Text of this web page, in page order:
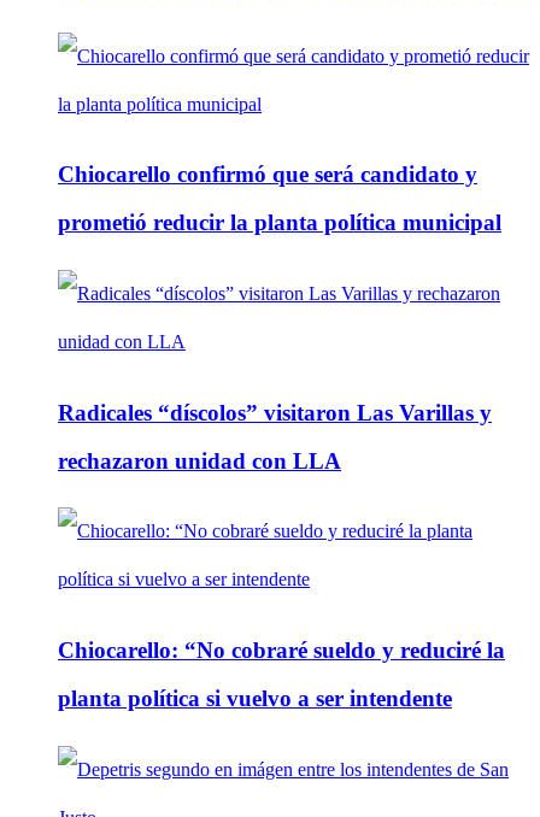
Chiocarello confirmó que será candidato y
prometió reducir la planta política municipal
Radicales “díscolos” visitaron Las Varillas y
rechazaron unidad con LLA
Chiocarello: “No cobraré sueldo y reduciré la
planta política si vuelvo a ser intendente